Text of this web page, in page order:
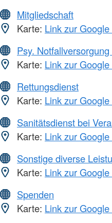
Mitgliedschaft
Karte: Link zur
Psy.
Karte: Link zur
Rettungsdienst
Karte: Link zur
Sanitätsdienst bei
Karte: Link zur
Sonstige diverse
Karte: Link zur
Spenden
Karte: Link zur